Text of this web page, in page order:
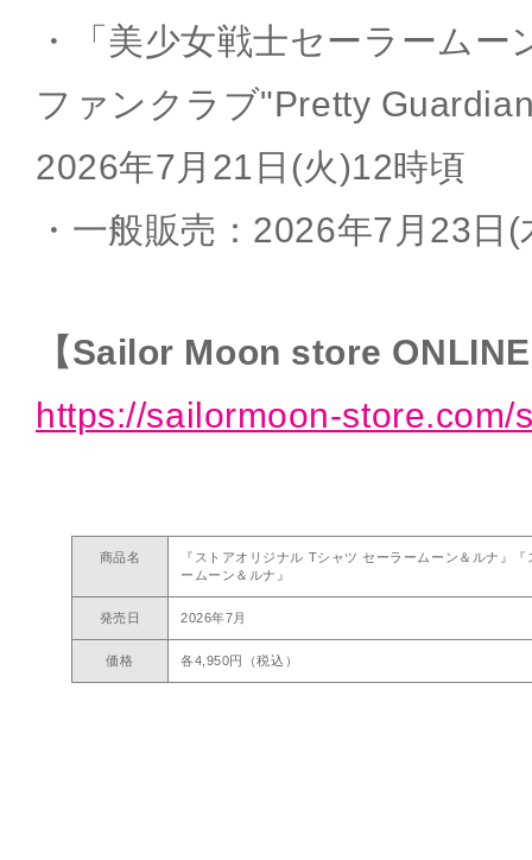
・「美少女戦士セーラーム
ファンクラブ"Pretty
2026年7月21日(火)12時頃
・一般販売：2026年7月23日
【Sailor Moon store
https://sailormoon-store.com/
商品名
『ストアオリジナル Tシャツ セーラームーン＆ルナ』
ームーン＆ルナ』
発売日 2026年7月
価格 各4,950円（税込）